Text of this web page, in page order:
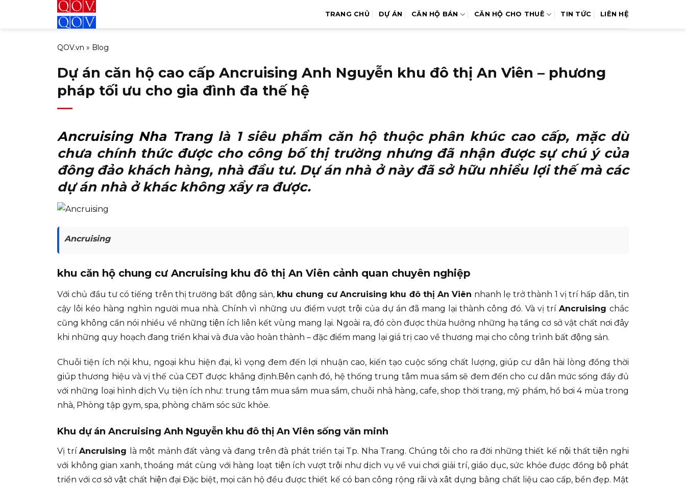
TRANG CHỦ DỰ ÁN CĂN HỘ BÁN CĂN HỘ CHO THUÊ TIN TỨC LIÊN HỆ
QOV.vn » Blog
Dự án căn hộ cao cấp Ancruising Anh Nguyễn khu đô thị An Viên – phương
pháp tối ưu cho gia đình đa thế hệ
Ancruising Nha Tranglà 1 siêu phẩm căn hộ thuộc phân khúc cao cấp, mặc dù
chưa chính thức được cho công bố thị trường nhưng đã nhận được sự chú ý của
đông đảo khách hàng, nhà đầu tư. Dự án nhà ở này đã sở hữu nhiều lợi thế mà các
dự án nhà ở khác không xẩy ra được.
Ancruising
khu căn hộ chung cư Ancruising khu đô thị An Viên cảnh quan chuyên nghiệp
Với chủ đầu tư có tiếng trên thị trường bất động sản, khu chung cư Ancruising khu đô thị An Viên nhanh lẹ trở thành 1 vị trí hấp dẫn, tin
cậy lôi kéo hàng nghìn người mua nhà. Chính vì những ưu điểm vượt trội của dự án đã mang lại thành công đó. Và vị trí Ancruisingchắc
cũng không cần nói nhiều về những tiện ích liên kết vùng mang lại. Ngoài ra, đó còn được thừa hưởng những hạ tầng cơ sở vật chất nơi đây
khi những quy hoạch đang triển khai và đưa vào hoàn thành – đặc điểm mang lại giá trị cao về thương mại cho công trình bất động sản.
Chuỗi tiện ích nội khu, ngoại khu hiện đại, kì vọng đem đến lợi nhuận cao, kiến tạo cuộc sống chất lượng, giúp cư dân hài lòng đồng thời
giúp thương hiệu và vị thế của CĐT được khẳng định.Bên cạnh đó, hệ thống trung tâm mua sắm sẽ đem đến cho cư dân mức sống đầy đủ
với những loại hình dịch Vụ tiện ích như: trung tâm mua sắm mua sắm, chuỗi nhà hàng, cafe, shop thời trang, mỹ phẩm, hồ bơi 4 mùa trong
nhà, Phòng tập gym, spa, phòng chăm sóc sức khỏe.
Khu dự án Ancruising Anh Nguyễn khu đô thị An Viên sống văn minh
Vị tríAncruising
là một mảnh đất vàng và đang trên đà phát triển tại Tp. Nha Trang. Chúng tôi cho ra đời những thiết kế nội thất tiện nghi
với không gian xanh, thoáng mát cùng với hàng loạt tiện ích vượt trội như dịch vụ về vui chơi giải trí, giáo dục, sức khỏe được đồng bộ phát
triển với cơ sở vật chất hiện đại Đặc biệt, mọi căn hộ đều được thiết kế có ban công rộng rãi và xât dựng bằng chất liệu cao cấp, bền đẹp. Mật